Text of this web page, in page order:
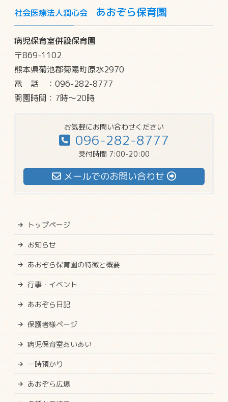
社会医療法人潤心会 あおぞら保育園
病児保育室併設保育園
〒869-1102
熊本県菊池郡菊陽町原水2970
電話
：096-282-8777
開園時間：7時～20時
お気軽にお問い合わせください
096-282-8777
受付時間 7:00-20:00
メールでのお問い合わせ
トップページ
お知らせ
あおぞら保育園の特徴と概要
行事・イベント
あおぞら日記
保護者様ページ
病児保育室あいあい
一時預かり
あおぞら広場